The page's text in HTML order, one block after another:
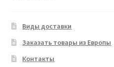
Виды доставки
Заказать товары из Европы
Контакты